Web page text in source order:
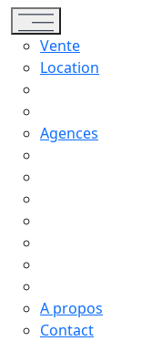
Toggle navigation
Vente
Location
Agences
A propos
Contact